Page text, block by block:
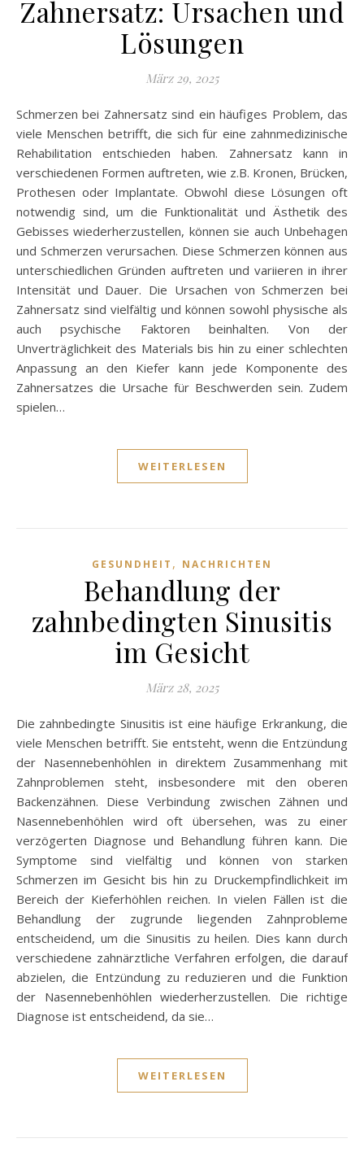
Zahnersatz: Ursachen und
Lösungen
März 29, 2025
Schmerzen bei Zahnersatz sind ein häufiges Problem, das
viele Menschen betrifft, die sich für eine zahnmedizinische
Rehabilitation entschieden haben. Zahnersatz kann in
verschiedenen Formen auftreten, wie z.B. Kronen, Brücken,
Prothesen oder Implantate. Obwohl diese Lösungen oft
notwendig sind, um die Funktionalität und Ästhetik des
Gebisses wiederherzustellen, können sie auch Unbehagen
und Schmerzen verursachen. Diese Schmerzen können aus
unterschiedlichen Gründen auftreten und variieren in ihrer
Intensität und Dauer. Die Ursachen von Schmerzen bei
Zahnersatz sind vielfältig und können sowohl physische als
auch psychische Faktoren beinhalten. Von der
Unverträglichkeit des Materials bis hin zu einer schlechten
Anpassung an den Kiefer kann jede Komponente des
Zahnersatzes die Ursache für Beschwerden sein. Zudem
spielen…
WEITERLESEN
GESUNDHEIT , NACHRICHTEN
Behandlung der
zahnbedingten Sinusitis
im Gesicht
März 28, 2025
Die zahnbedingte Sinusitis ist eine häufige Erkrankung, die
viele Menschen betrifft. Sie entsteht, wenn die Entzündung
der Nasennebenhöhlen in direktem Zusammenhang mit
Zahnproblemen steht, insbesondere mit den oberen
Backenzähnen. Diese Verbindung zwischen Zähnen und
Nasennebenhöhlen wird oft übersehen, was zu einer
verzögerten Diagnose und Behandlung führen kann. Die
Symptome sind vielfältig und können von starken
Schmerzen im Gesicht bis hin zu Druckempfindlichkeit im
Bereich der Kieferhöhlen reichen. In vielen Fällen ist die
Behandlung der zugrunde liegenden Zahnprobleme
entscheidend, um die Sinusitis zu heilen. Dies kann durch
verschiedene zahnärztliche Verfahren erfolgen, die darauf
abzielen, die Entzündung zu reduzieren und die Funktion
der Nasennebenhöhlen wiederherzustellen. Die richtige
Diagnose ist entscheidend, da sie…
WEITERLESEN